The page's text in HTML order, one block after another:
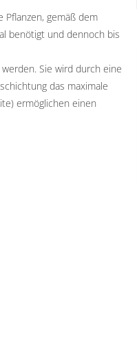
gemäß dem
benötigt und dennoch bis
Sie wird durch eine
das maximale
ermöglichen einen